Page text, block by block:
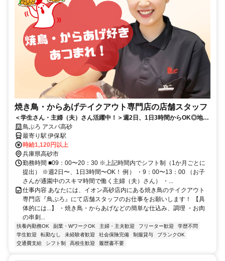
焼き鳥・からあげテイクアウト専門店の店舗スタッフ
＜学生さん・主婦（夫）さん活躍中！＞週2日、1日3時間からOK◎地域
のお客様に愛されるお店です
鳥ぷろ アスパ高砂
最寄り駅 伊保駅
時給1,120円以上
兵庫県高砂市
勤務時間 ■09：00〜20：30 ※上記時間内でシフト制（1か月ごとに
提出） ※週2日〜、1日3時間〜OK！ 例） ・9：00〜13：00 （お子
さんが通園中のスキマ時間で働く主婦（夫）さん） ・...
仕事内容 あなたには、イオン高砂店内にある焼き鳥のテイクアウト
専門店『鳥ぷろ』にて店舗スタッフのお仕事をお願いします！ 【具
体的には...】 ・焼き鳥・からあげなどの簡単な仕込み、調理 ・お肉
の串刺...
扶養内勤務OK 副業・WワークOK 主婦・主夫歓迎 フリーター歓迎
学歴不問
学生歓迎
転勤なし 未経験者歓迎 社会保険完備 制服貸与
ブランクOK
交通費支給
シフト制 高校生歓迎 履歴書不要